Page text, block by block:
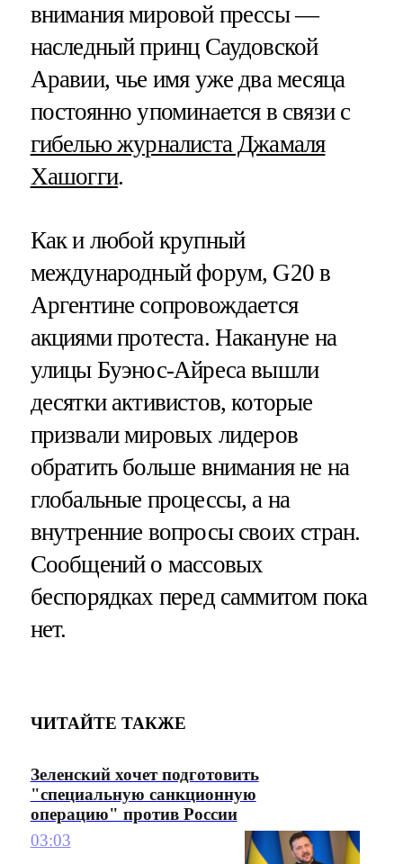
внимания мировой прессы —
наследный принц Саудовской
Аравии, чье имя уже два месяца
постоянно упоминается в связи с
гибелью журналиста Джамаля
Хашогги.
Как и любой крупный
международный форум, G20 в
Аргентине сопровождается
акциями протеста. Накануне на
улицы Буэнос-Айреса вышли
десятки активистов, которые
призвали мировых лидеров
обратить больше внимания не на
глобальные процессы, а на
внутренние вопросы своих стран.
Сообщений о массовых
беспорядках перед саммитом пока
нет.
ЧИТАЙТЕ ТАКЖЕ
Зеленский хочет подготовить
"специальную санкционную
операцию" против России
03:03